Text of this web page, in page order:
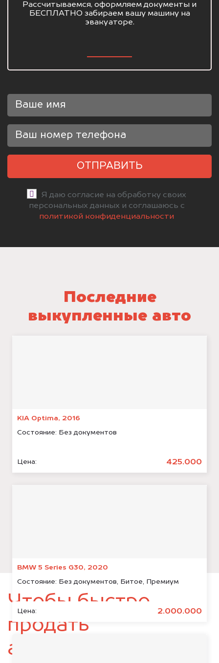
Рассчитываемся, оформляем документы и
БЕСПЛАТНО забираем вашу машину на
эвакуаторе.
ОТПРАВИТЬ
Я даю согласие на обработку своих
персональных данных и соглашаюсь с
политикой конфиденциальности
Последние
выкупленные авто
KIA Optima, 2016
Состояние: Без документов
Цена: 425.000
BMW 5 Series G30, 2020
Состояние: Без документов, Битое, Премиум
Цена: 2.000.000
Чтобы быстро
продать
автомобиль,